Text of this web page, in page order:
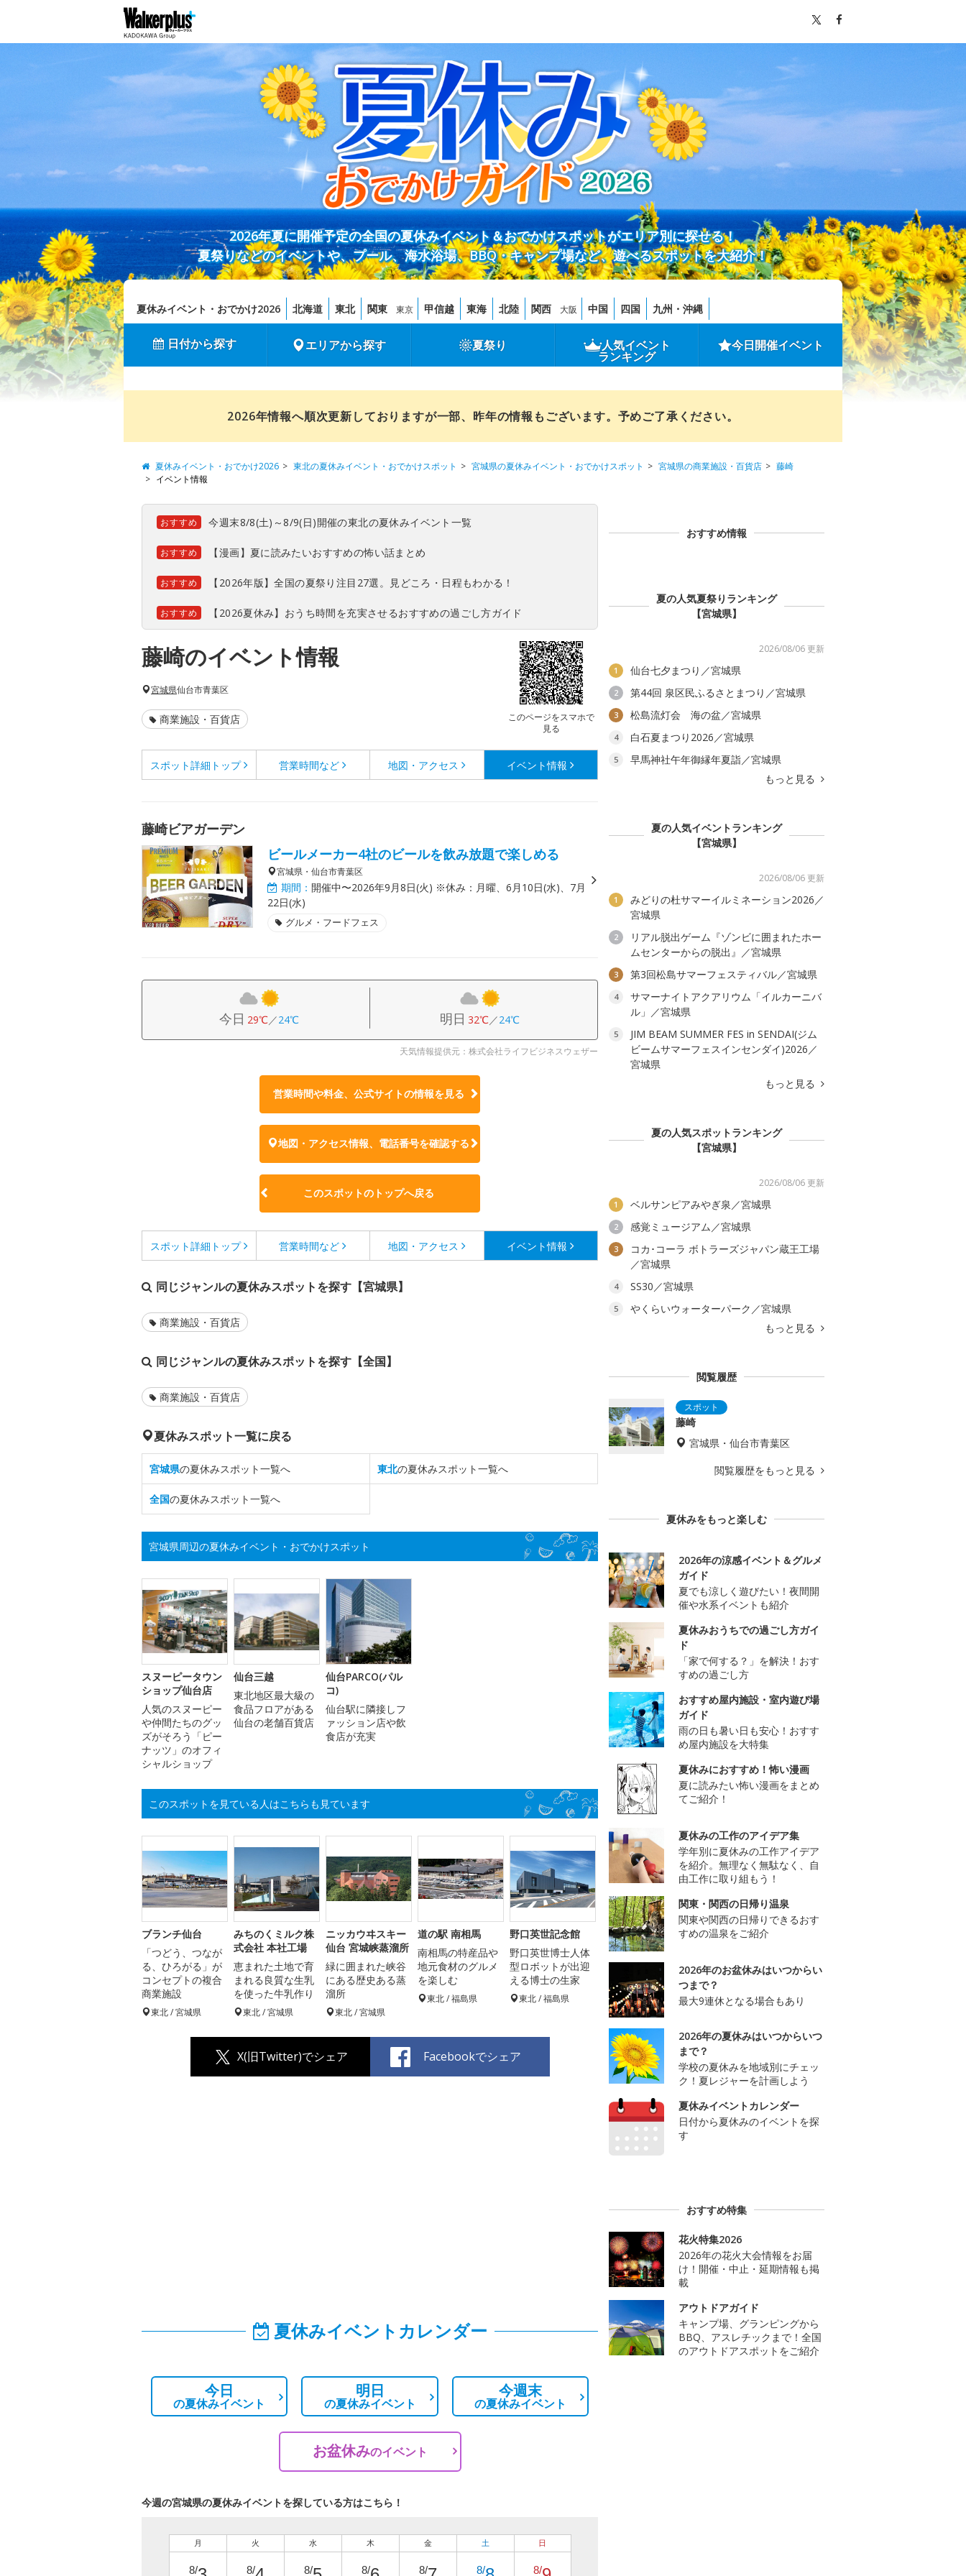
2026年夏に開催予定の全国の夏休みイベント＆おでかけスポットがエリア別に探せる！
夏祭りなどのイベントや、プール、海水浴場、BBQ・キャンプ場など、遊べるスポットを大紹介！
夏休みイベント・おでかけ2026 北海道 東北 関東 東京 甲信越 東海 北陸 関西 大阪 中国 四国 九州・沖縄
日付から探す エリアから探す 夏祭り 人気イベント
ランキング
今日開催イベント
2026年情報へ順次更新しておりますが一部、昨年の情報もございます。予めご了承ください。
夏休みイベント・おでかけ2026 東北の夏休みイベント・おでかけスポット 宮城県の夏休みイベント・おでかけスポット 宮城県の商業施設・百貨店
藤崎
イベント情報
おすすめ 今週末8/8(土)～8/9(日)開催の東北の夏休みイベント一覧
おすすめ 【漫画】夏に読みたいおすすめの怖い話まとめ
おすすめ 【2026年版】全国の夏祭り注目27選。見どころ・日程もわかる！
おすすめ 【2026夏休み】おうち時間を充実させるおすすめの過ごし方ガイド
藤崎のイベント情報
このページをスマホで
見る
宮城県仙台市青葉区
商業施設・百貨店
スポット詳細 トップ 営業時間など 地図・アクセス イベント情報
藤崎ビアガーデン
ビールメーカー4社のビールを飲み放題で楽しめる
宮城県・仙台市青葉区
期間： 開催中〜2026年9月8日(火) ※休み：月曜、6月10日(水)、7月
22日(水)
グルメ・フードフェス
今日 29℃／24℃ 明日 32℃／24℃
天気情報提供元：株式会社ライフビジネスウェザー
営業時間や料金、公式サイトの情報を見る
地図・アクセス情報、電話番号を確認する
このスポットのトップへ戻る
スポット詳細 トップ 営業時間など 地図・アクセス イベント情報
同じジャンルの夏休みスポットを探す【宮城県】
商業施設・百貨店
同じジャンルの夏休みスポットを探す【全国】
商業施設・百貨店
夏休みスポット一覧に戻る
宮城県の夏休みスポット一覧へ 東北の夏休みスポット一覧へ
全国の夏休みスポット一覧へ
宮城県周辺の夏休みイベント・おでかけスポット
スヌーピータウン
ショップ仙台店
人気のスヌーピー
や仲間たちのグッ
ズがそろう「ピー
ナッツ」のオフィ
シャルショップ
仙台三越
東北地区最大級の
食品フロアがある
仙台の老舗百貨店
仙台PARCO(パル
コ)
仙台駅に隣接しフ
ァッション店や飲
食店が充実
このスポットを見ている人はこちらも見ています
ブランチ仙台
「つどう、つなが
る、ひろがる」が
コンセプトの複合
商業施設
東北 / 宮城県
みちのくミルク株
式会社 本社工場
恵まれた土地で育
まれる良質な生乳
を使った牛乳作り
東北 / 宮城県
ニッカウヰスキー
仙台 宮城峡蒸溜所
緑に囲まれた峡谷
にある歴史ある蒸
溜所
東北 / 宮城県
道の駅 南相馬
南相馬の特産品や
地元食材のグルメ
を楽しむ
東北 / 福島県
野口英世記念館
野口英世博士人体
型ロボットが出迎
える博士の生家
東北 / 福島県
X(旧Twitter)でシェア Facebookでシェア
夏休みイベントカレンダー
今日
の夏休みイベント
明日
の夏休みイベント
今週末
の夏休みイベント
お盆休みのイベント
今週の宮城県の夏休みイベントを探している方はこちら！
月
8/
火
8/
水
8/
木
8/
金
8/
土
8/
日
8/
おすすめ情報
夏の人気夏祭りランキング
【宮城県】
2026/08/06 更新
1 仙台七夕まつり／宮城県
2 第44回 泉区民ふるさとまつり／宮城県
3 松島流灯会 海の盆／宮城県
4 白石夏まつり2026／宮城県
5
早馬神社午年御縁年夏詣／宮城県
もっと見る
夏の人気イベントランキング
【宮城県】
2026/08/06 更新
1
みどりの杜サマーイルミネーション2026／
宮城県
2
リアル脱出ゲーム『ゾンビに囲まれたホー
ムセンターからの脱出』／宮城県
3 第3回松島サマーフェスティバル／宮城県
4
サマーナイトアクアリウム「イルカーニバ
ル」／宮城県
5
JIM BEAM SUMMER FES in SENDAI(ジム
ビームサマーフェスインセンダイ)2026／
宮城県
もっと見る
夏の人気スポットランキング
【宮城県】
2026/08/06 更新
1 ベルサンピアみやぎ泉／宮城県
2 感覚ミュージアム／宮城県
3
コカ･コーラ ボトラーズジャパン蔵王工場
／宮城県
4 SS30／宮城県
5
やくらいウォーターパーク／宮城県
もっと見る
閲覧履歴
藤崎
宮城県・仙台市青葉区
閲覧履歴をもっと見る
夏休みをもっと楽しむ
2026年の涼感イベント＆グルメ
ガイド
夏でも涼しく遊びたい！夜間開
催や水系イベントも紹介
夏休みおうちでの過ごし方ガイ
ド
「家で何する？」を解決！おす
すめの過ごし方
おすすめ屋内施設・室内遊び場
ガイド
雨の日も暑い日も安心！おすす
め屋内施設を大特集
夏休みにおすすめ！怖い漫画
夏に読みたい怖い漫画をまとめ
てご紹介！
夏休みの工作のアイデア集
学年別に夏休みの工作アイデア
を紹介。無理なく無駄なく、自
由工作に取り組もう！
関東・関西の日帰り温泉
関東や関西の日帰りできるおす
すめの温泉をご紹介
2026年のお盆休みはいつからい
つまで？
最大9連休となる場合もあり
2026年の夏休みはいつからいつ
まで？
学校の夏休みを地域別にチェッ
ク！夏レジャーを計画しよう
夏休みイベントカレンダー
日付から夏休みのイベントを探
す
おすすめ特集
花火特集2026
2026年の花火大会情報をお届
け！開催・中止・延期情報も掲
載
アウトドアガイド
キャンプ場、グランピングから
BBQ、アスレチックまで！全国
のアウトドアスポットをご紹介